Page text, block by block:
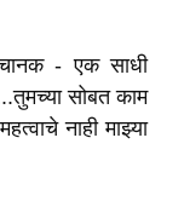
- एक साधी
सोबत काम
नाही माझ्या